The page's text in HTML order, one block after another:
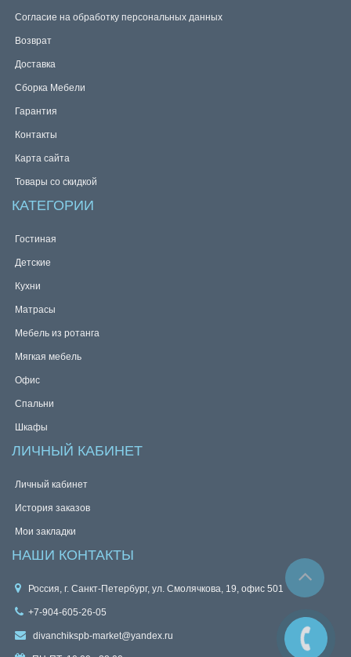
Согласие на обработку персональных данных
Возврат
Доставка
Сборка Мебели
Гарантия
Контакты
Карта сайта
Товары со скидкой
КАТЕГОРИИ
Гостиная
Детские
Кухни
Матрасы
Мебель из ротанга
Мягкая мебель
Офис
Спальни
Шкафы
ЛИЧНЫЙ КАБИНЕТ
Личный кабинет
История заказов
Мои закладки
НАШИ КОНТАКТЫ
Россия, г. Санкт-Петербург, ул. Смолячкова, 19, офис 501
+7-904-605-26-05
divanchikspb-market@yandex.ru